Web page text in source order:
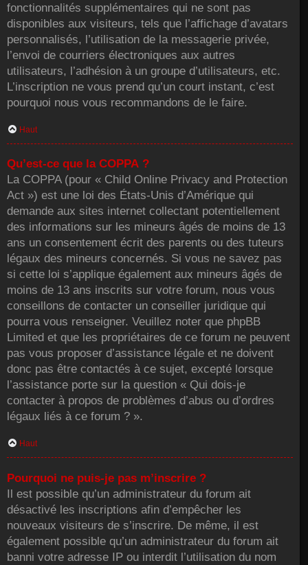
fonctionnalités supplémentaires qui ne sont pas
disponibles aux visiteurs, tels que l’affichage d’avatars
personnalisés, l’utilisation de la messagerie privée,
l’envoi de courriers électroniques aux autres
utilisateurs, l’adhésion à un groupe d’utilisateurs, etc.
L’inscription ne vous prend qu’un court instant, c’est
pourquoi nous vous recommandons de le faire.
Haut
Qu’est-ce que la COPPA ?
La COPPA (pour « Child Online Privacy and Protection
Act ») est une loi des États-Unis d’Amérique qui
demande aux sites internet collectant potentiellement
des informations sur les mineurs âgés de moins de 13
ans un consentement écrit des parents ou des tuteurs
légaux des mineurs concernés. Si vous ne savez pas
si cette loi s’applique également aux mineurs âgés de
moins de 13 ans inscrits sur votre forum, nous vous
conseillons de contacter un conseiller juridique qui
pourra vous renseigner. Veuillez noter que phpBB
Limited et que les propriétaires de ce forum ne peuvent
pas vous proposer d’assistance légale et ne doivent
donc pas être contactés à ce sujet, excepté lorsque
l’assistance porte sur la question « Qui dois-je
contacter à propos de problèmes d’abus ou d’ordres
légaux liés à ce forum ? ».
Haut
Pourquoi ne puis-je pas m’inscrire ?
Il est possible qu’un administrateur du forum ait
désactivé les inscriptions afin d’empêcher les
nouveaux visiteurs de s’inscrire. De même, il est
également possible qu’un administrateur du forum ait
banni votre adresse IP ou interdit l’utilisation du nom